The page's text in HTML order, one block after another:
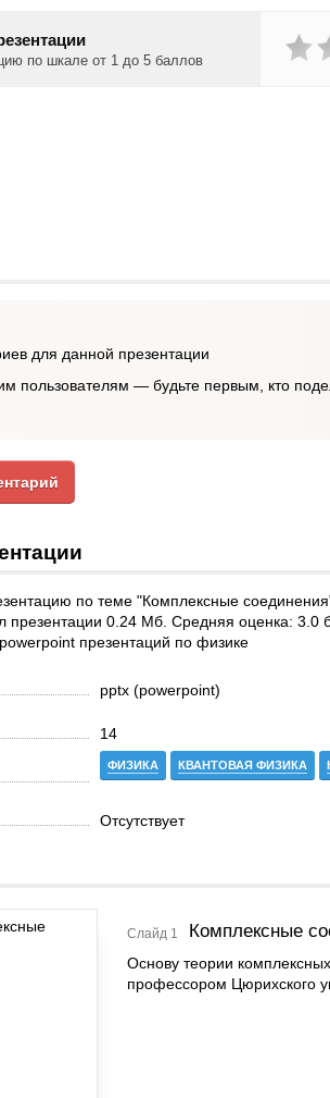
по шкале от 1 до 5 баллов
для данной презентации
пользователям — будьте первым, кто
по теме "Комплексные
презентации 0.24 Мб. Средняя оценка: 3.0
презентаций по физике
pptx (powerpoint)
14
ФИЗИКА КВАНТОВАЯ ФИЗИКА
Отсутствует
Слайд 1 Комплексные
Основу теории
профессором Цюрихского